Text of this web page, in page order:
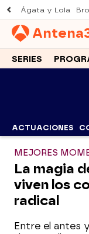
Ágata y Lola
Antena
SERIES
ACTUACIONES
MEJORES
La magia
viven los
radical
Entre el antes